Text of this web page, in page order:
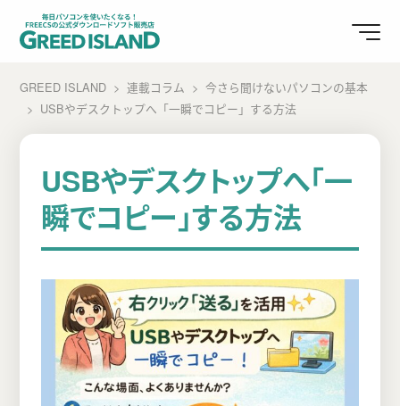
GREED ISLAND 連載コラム
今さら聞けないパソコンの基本
USBやデスクトップへ「一瞬でコピー」する方法
USBやデスクトップへ「一
瞬でコピー」する方法